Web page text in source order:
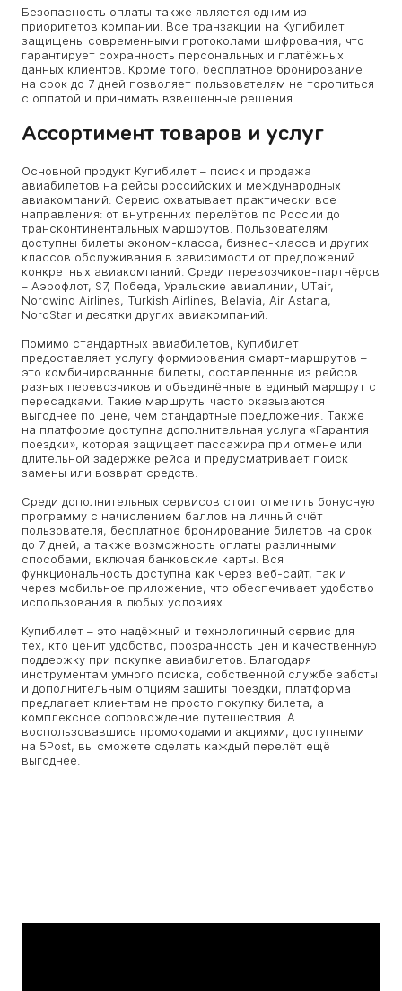
Безопасность оплаты также является одним из
приоритетов компании. Все транзакции на Купибилет
защищены современными протоколами шифрования, что
гарантирует сохранность персональных и платёжных
данных клиентов. Кроме того, бесплатное бронирование
на срок до 7 дней позволяет пользователям не торопиться
с оплатой и принимать взвешенные решения.
Ассортимент товаров и услуг
Основной продукт Купибилет – поиск и продажа
авиабилетов на рейсы российских и международных
авиакомпаний. Сервис охватывает практически все
направления: от внутренних перелётов по России до
трансконтинентальных маршрутов. Пользователям
доступны билеты эконом-класса, бизнес-класса и других
классов обслуживания в зависимости от предложений
конкретных авиакомпаний. Среди перевозчиков-партнёров
– Аэрофлот, S7, Победа, Уральские авиалинии, UTair,
Nordwind Airlines, Turkish Airlines, Belavia, Air Astana,
NordStar и десятки других авиакомпаний.
Помимо стандартных авиабилетов, Купибилет
предоставляет услугу формирования смарт-маршрутов –
это комбинированные билеты, составленные из рейсов
разных перевозчиков и объединённые в единый маршрут с
пересадками. Такие маршруты часто оказываются
выгоднее по цене, чем стандартные предложения. Также
на платформе доступна дополнительная услуга «Гарантия
поездки», которая защищает пассажира при отмене или
длительной задержке рейса и предусматривает поиск
замены или возврат средств.
Среди дополнительных сервисов стоит отметить бонусную
программу с начислением баллов на личный счёт
пользователя, бесплатное бронирование билетов на срок
до 7 дней, а также возможность оплаты различными
способами, включая банковские карты. Вся
функциональность доступна как через веб-сайт, так и
через мобильное приложение, что обеспечивает удобство
использования в любых условиях.
Купибилет – это надёжный и технологичный сервис для
тех, кто ценит удобство, прозрачность цен и качественную
поддержку при покупке авиабилетов. Благодаря
инструментам умного поиска, собственной службе заботы
и дополнительным опциям защиты поездки, платформа
предлагает клиентам не просто покупку билета, а
комплексное сопровождение путешествия. А
воспользовавшись промокодами и акциями, доступными
на 5Post, вы сможете сделать каждый перелёт ещё
выгоднее.